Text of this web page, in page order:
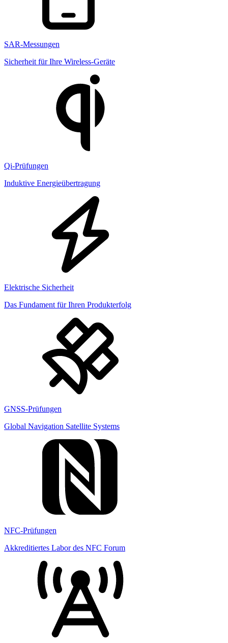
SAR-Messungen
Sicherheit für Ihre Wireless-Geräte
Qi-Prüfungen
Induktive Energieübertragung
Elektrische Sicherheit
Das Fundament für Ihren Produkterfolg
GNSS-Prüfungen
Global Navigation Satellite Systems
NFC-Prüfungen
Akkreditiertes Labor des NFC Forum